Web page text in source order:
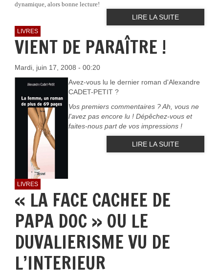
dynamique, alors bonne lecture!
LIRE LA SUITE
LIVRES
VIENT DE PARAÎTRE !
Mardi, juin 17, 2008 - 00:20
Avez-vous lu le dernier roman d'Alexandre
CADET-PETIT ?
Vos premiers commentaires ? Ah, vous ne
l'avez pas encore lu ! Dépêchez-vous et
faites-nous part de vos impressions !
LIRE LA SUITE
LIVRES
« LA FACE CACHEE DE
PAPA DOC » OU LE
DUVALIERISME VU DE
L’INTERIEUR